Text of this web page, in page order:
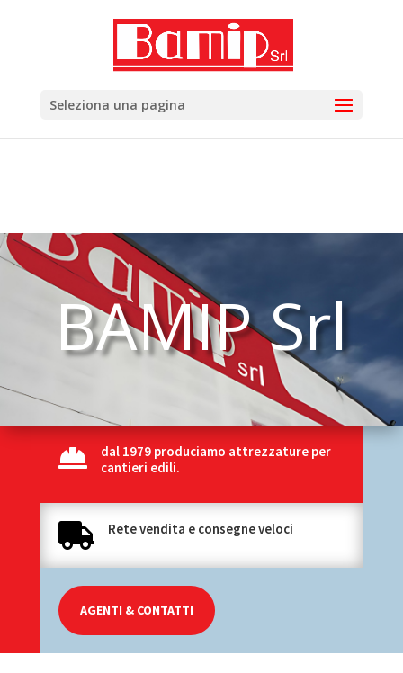
'woocommerce_hide_category_count' ); function
woocommerce_hide_category_count() { // lasciare la
Seleziona una pagina
BAMIP Srl

dal 1979 produciamo attrezzature per
cantieri edili.
 Rete vendita e consegne veloci
AGENTI & CONTATTI